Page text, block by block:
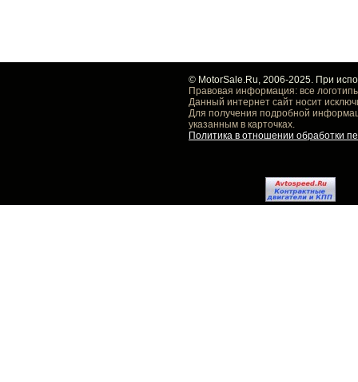
© MotorSale.Ru, 2006-2025. При
Правовая информация: все
Данный интернет сайт носит
Для получения подробной
указанным в карточках.
Политика в отношении обработки